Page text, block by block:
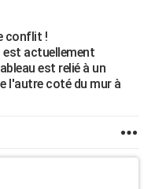
conflit !
est actuellement
est relié à un
l'autre coté du mur à